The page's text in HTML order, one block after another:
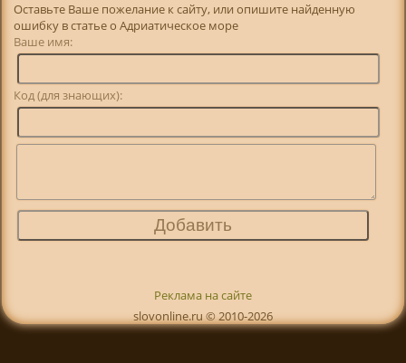
Оставьте Ваше пожелание к сайту, или опишите найденную
ошибку в статье о Адриатическое море
Ваше имя:
Код (для знающих):
Реклама на сайте
slovonline.ru © 2010-2026